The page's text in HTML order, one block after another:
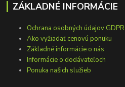
ZÁKLADNÉ INFORMÁCIE
Ochrana osobných údajov GDPR
Ako vyžiadať cenovú ponuku
Základné informácie o nás
Informácie o dodávateľoch
Ponuka našich služieb